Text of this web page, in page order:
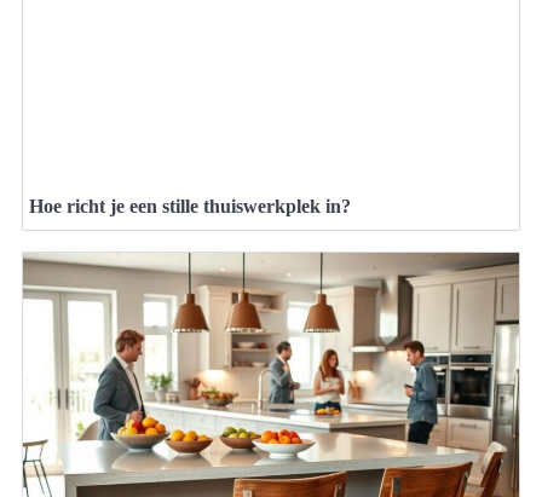
Hoe richt je een stille thuiswerkplek in?